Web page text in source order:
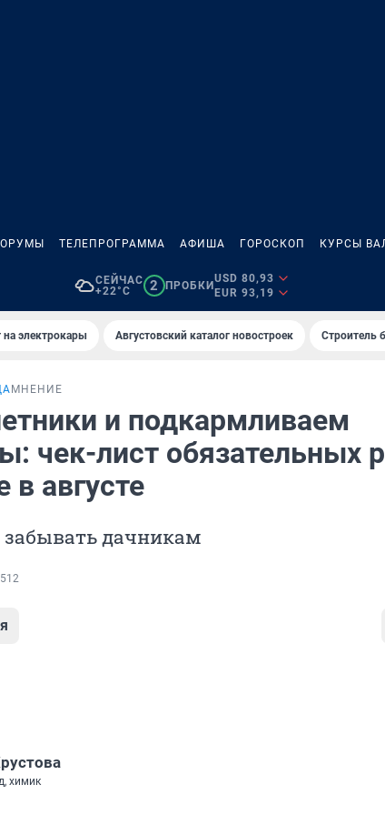
ТЕЛЕПРОГРАММА АФИША ГОРОСКОП КУРСЫ
СЕЙЧАС
+22°C
2 ПРОБКИ
USD 80,93
EUR 93,19
на электрокары Августовский каталог новостроек Строитель
МНЕНИЕ
и подкармливаем
чек-лист обязательных
в августе
забывать дачникам
химик